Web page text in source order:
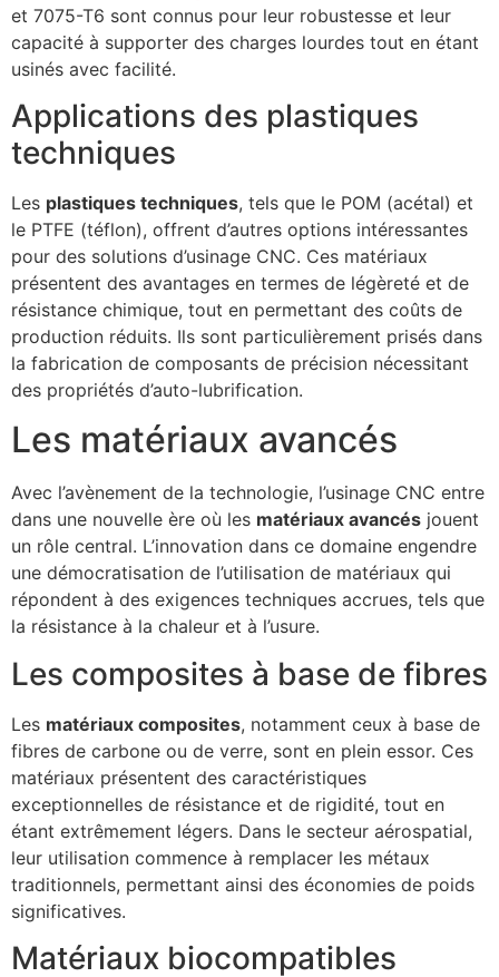
et 7075-T6 sont connus pour leur robustesse et leur
capacité à supporter des charges lourdes tout en étant
usinés avec facilité.
Applications des plastiques
techniques
Les plastiques techniques, tels que le POM (acétal) et
le PTFE (téflon), offrent d’autres options intéressantes
pour des solutions d’usinage CNC. Ces matériaux
présentent des avantages en termes de légèreté et de
résistance chimique, tout en permettant des coûts de
production réduits. Ils sont particulièrement prisés dans
la fabrication de composants de précision nécessitant
des propriétés d’auto-lubrification.
Les matériaux avancés
Avec l’avènement de la technologie, l’usinage CNC entre
dans une nouvelle ère où les matériaux avancés jouent
un rôle central. L’innovation dans ce domaine engendre
une démocratisation de l’utilisation de matériaux qui
répondent à des exigences techniques accrues, tels que
la résistance à la chaleur et à l’usure.
Les composites à base de fibres
Les matériaux composites, notamment ceux à base de
fibres de carbone ou de verre, sont en plein essor. Ces
matériaux présentent des caractéristiques
exceptionnelles de résistance et de rigidité, tout en
étant extrêmement légers. Dans le secteur aérospatial,
leur utilisation commence à remplacer les métaux
traditionnels, permettant ainsi des économies de poids
significatives.
Matériaux biocompatibles